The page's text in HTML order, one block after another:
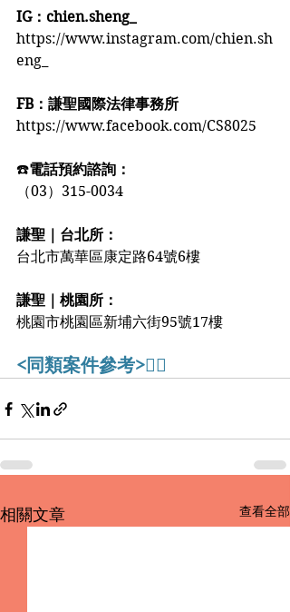
IG：chien.sheng_
https://www.instagram.com/chien.sh
eng_
FB：謙聖國際法律事務所
https://www.facebook.com/CS8025
☎️電話預約諮詢：
（03）315-0034
謙聖｜台北所：
台北市萬華區康定路64號6樓
謙聖｜桃園所：
桃園市桃園區新埔六街95號17樓
<同類案件參考>👇🏻
相關文章 查看全部